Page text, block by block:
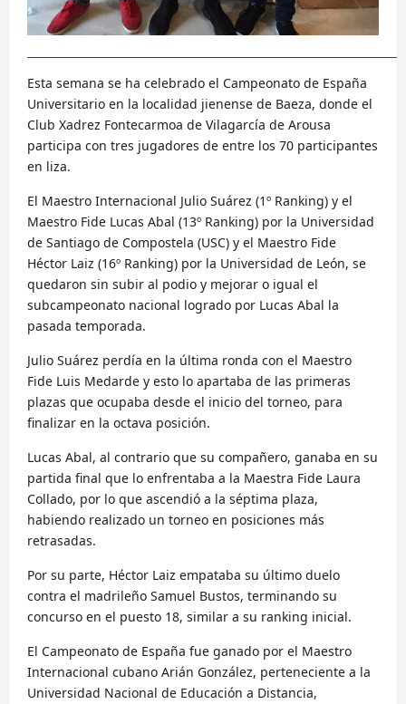
Esta semana se ha celebrado el Campeonato de España
Universitario en la localidad jienense de Baeza, donde el
Club Xadrez Fontecarmoa de Vilagarcía de Arousa
participa con tres jugadores de entre los 70 participantes
en liza.
El Maestro Internacional Julio Suárez (1º Ranking) y el
Maestro Fide Lucas Abal (13º Ranking) por la Universidad
de Santiago de Compostela (USC) y el Maestro Fide
Héctor Laiz (16º Ranking) por la Universidad de León, se
quedaron sin subir al podio y mejorar o igual el
subcampeonato nacional logrado por Lucas Abal la
pasada temporada.
Julio Suárez perdía en la última ronda con el Maestro
Fide Luis Medarde y esto lo apartaba de las primeras
plazas que ocupaba desde el inicio del torneo, para
finalizar en la octava posición.
Lucas Abal, al contrario que su compañero, ganaba en su
partida final que lo enfrentaba a la Maestra Fide Laura
Collado, por lo que ascendió a la séptima plaza,
habiendo realizado un torneo en posiciones más
retrasadas.
Por su parte, Héctor Laiz empataba su último duelo
contra el madrileño Samuel Bustos, terminando su
concurso en el puesto 18, similar a su ranking inicial.
El Campeonato de España fue ganado por el Maestro
Internacional cubano Arián González, perteneciente a la
Universidad Nacional de Educación a Distancia,